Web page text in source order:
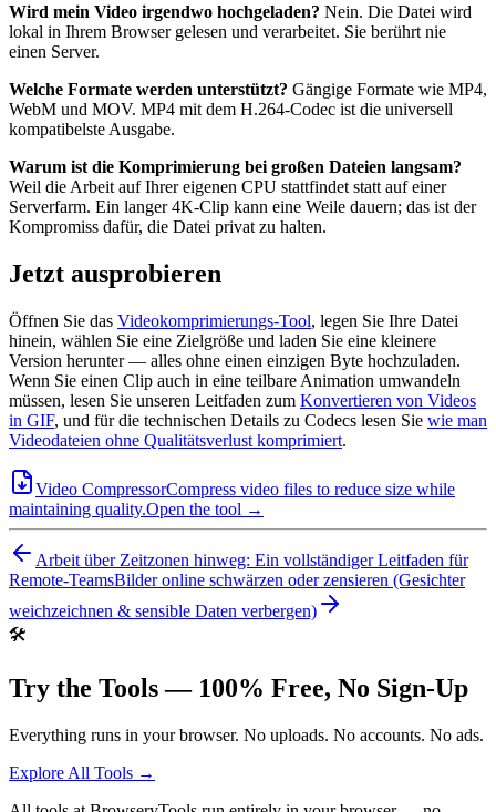
Wird mein Video irgendwo hochgeladen? Nein. Die Datei wird
lokal in Ihrem Browser gelesen und verarbeitet. Sie berührt nie
einen Server.
Welche Formate werden unterstützt? Gängige Formate wie MP4,
WebM und MOV. MP4 mit dem H.264-Codec ist die universell
kompatibelste Ausgabe.
Warum ist die Komprimierung bei großen Dateien langsam?
Weil die Arbeit auf Ihrer eigenen CPU stattfindet statt auf einer
Serverfarm. Ein langer 4K-Clip kann eine Weile dauern; das ist der
Kompromiss dafür, die Datei privat zu halten.
Jetzt ausprobieren
Öffnen Sie das Videokomprimierungs-Tool, legen Sie Ihre Datei
hinein, wählen Sie eine Zielgröße und laden Sie eine kleinere
Version herunter — alles ohne einen einzigen Byte hochzuladen.
Wenn Sie einen Clip auch in eine teilbare Animation umwandeln
müssen, lesen Sie unseren Leitfaden zum Konvertieren von Videos
in GIF, und für die technischen Details zu Codecs lesen Sie wie man
Videodateien ohne Qualitätsverlust komprimiert.
Video CompressorCompress video files to reduce size while
maintaining quality.Open the tool →
Arbeit über Zeitzonen hinweg: Ein vollständiger Leitfaden für
Remote-TeamsBilder online schwärzen oder zensieren (Gesichter
weichzeichnen & sensible Daten verbergen)
🛠️
Try the Tools — 100% Free, No Sign-Up
Everything runs in your browser. No uploads. No accounts. No ads.
Explore All Tools →